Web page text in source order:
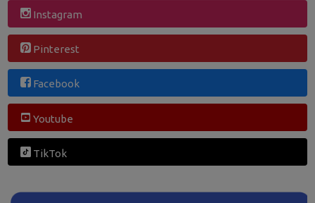
Instagram
Pinterest
Facebook
Youtube
TikTok